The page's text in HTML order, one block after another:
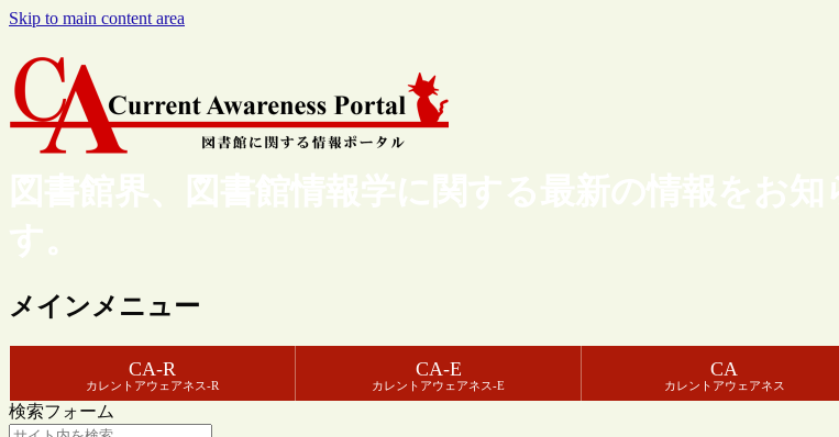
Skip to main content area
図書館界、図書館情報学に関する最新の情報をお
す。
メインメニュー
CA-R
カレントアウェアネス-R
CA-E
カレントアウェアネス-E
CA
カレントアウェアネス
検索フォーム